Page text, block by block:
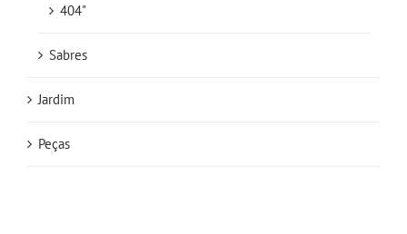
404"
Sabres
Jardim
Peças